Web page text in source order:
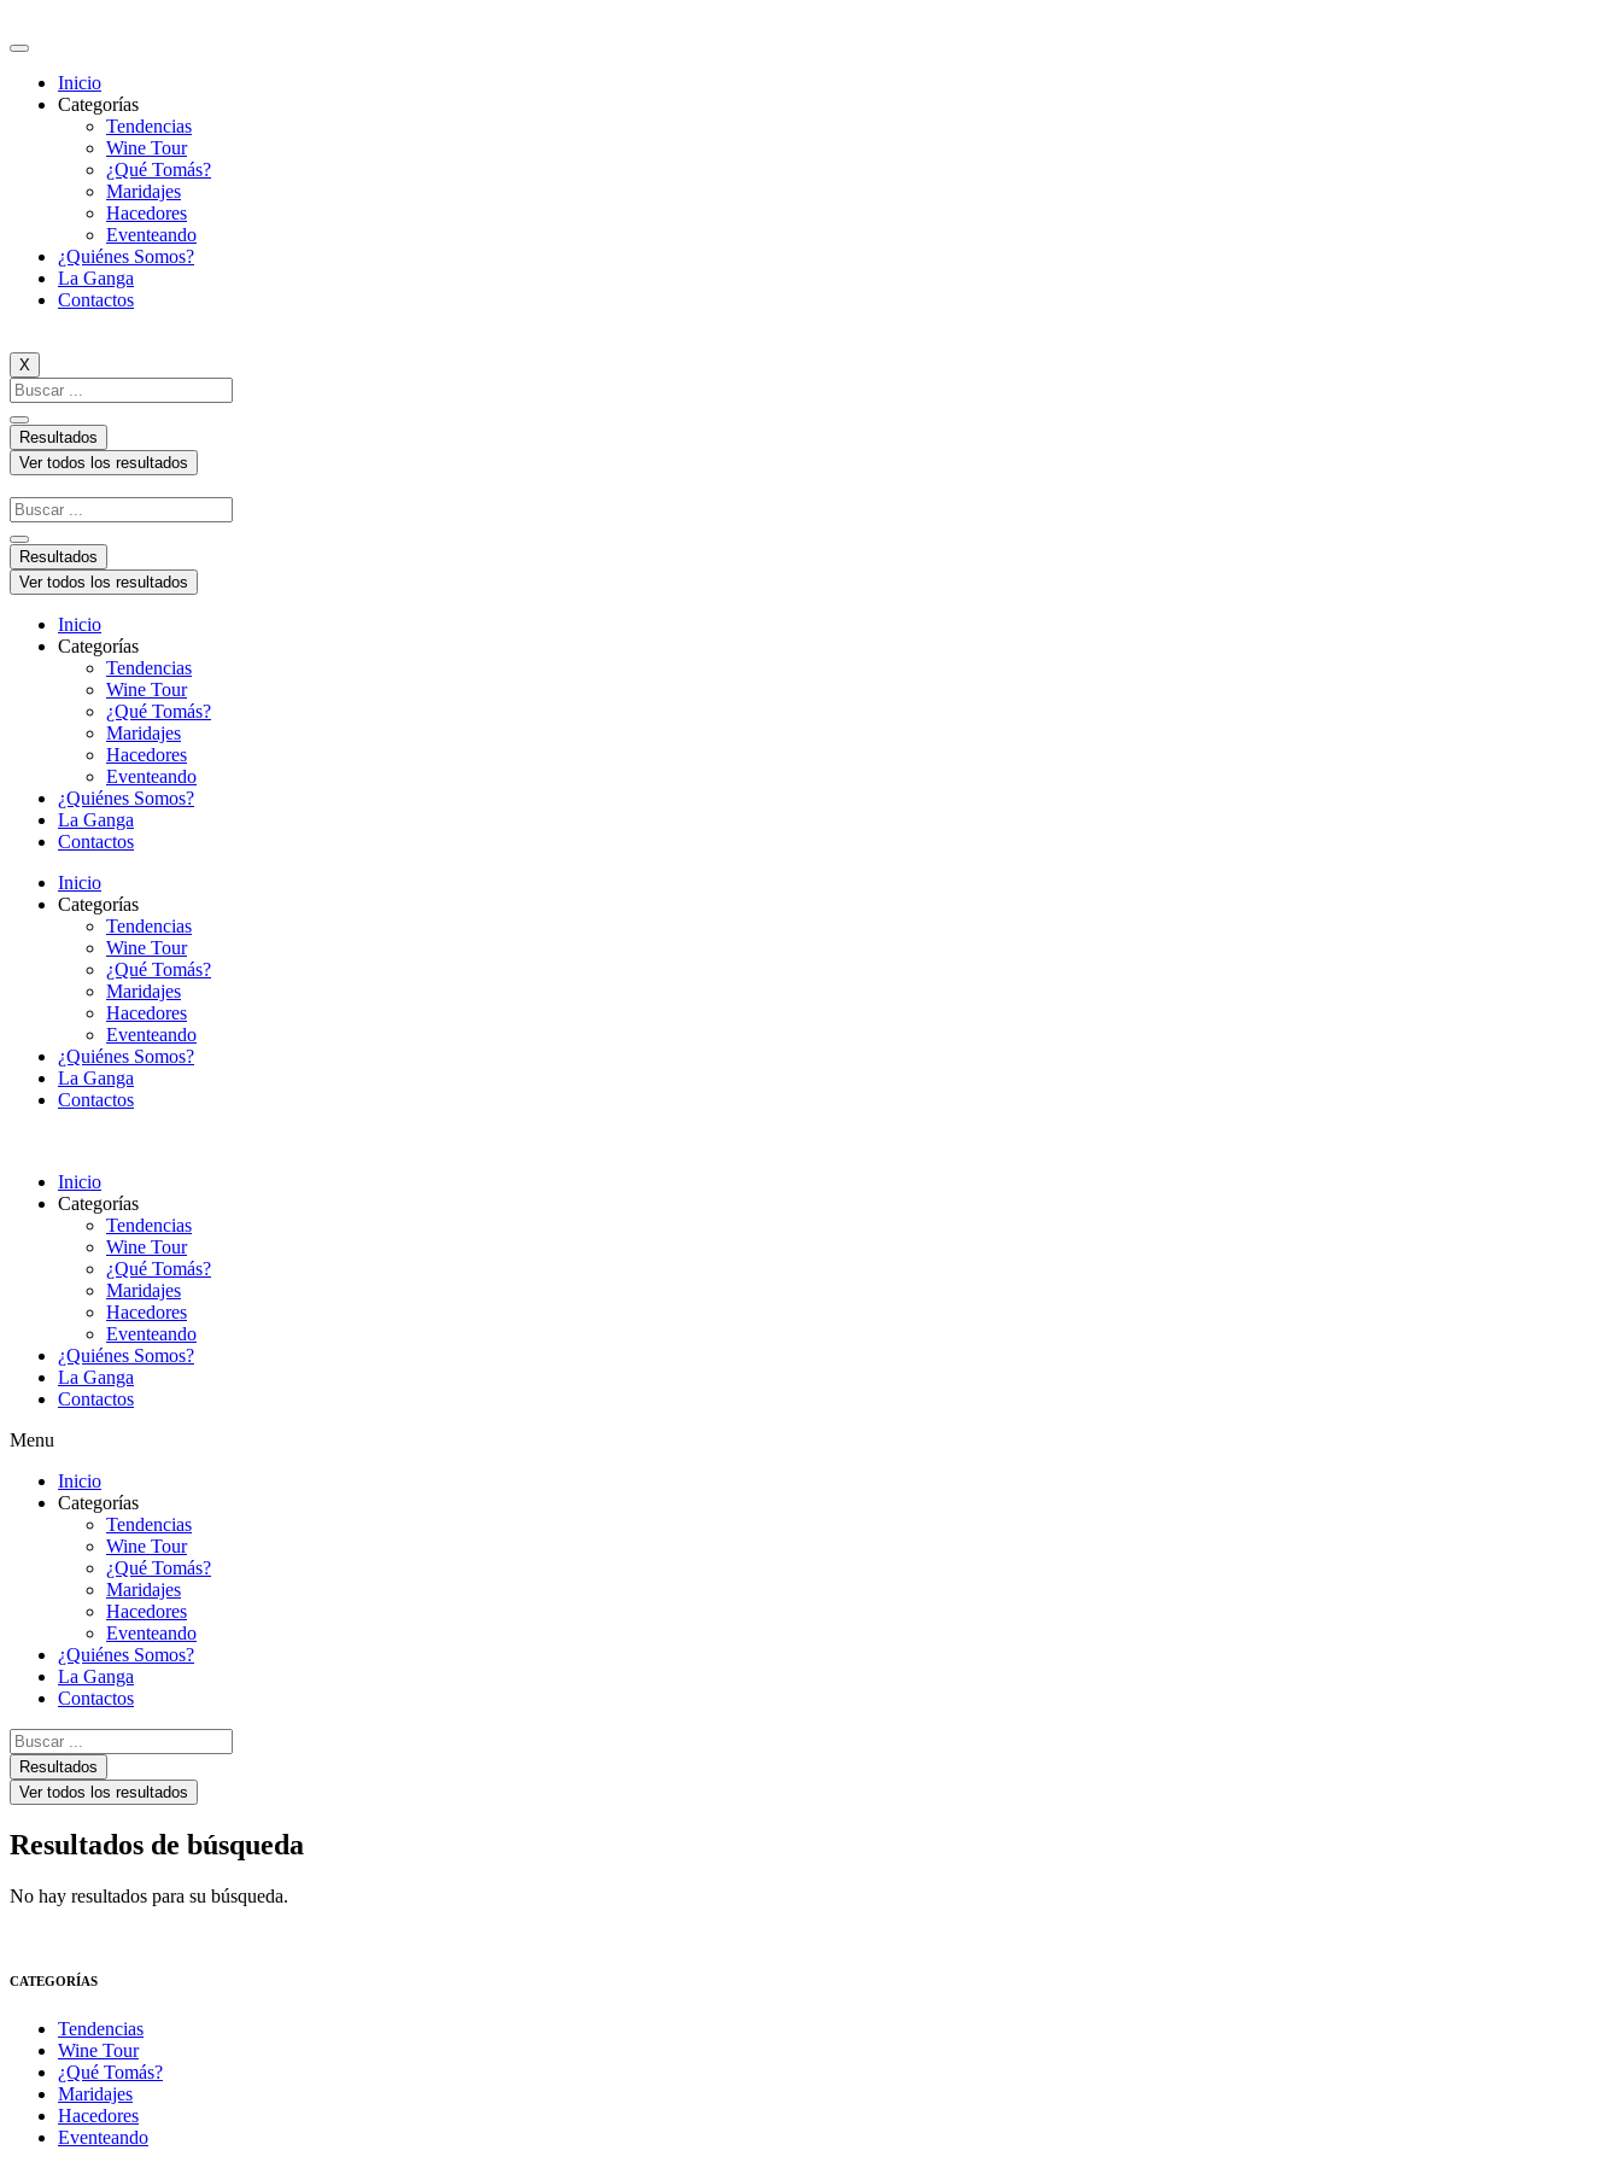
al
Inicio
Categorías
Tendencias
Wine Tour
¿Qué Tomás?
Maridajes
Hacedores
Eventeando
¿Quiénes Somos?
La Ganga
Contactos
X
Search
...
Resultados
Ver todos los resultados
Search
...
Resultados
Ver todos los resultados
Inicio
Categorías
Tendencias
Wine Tour
¿Qué Tomás?
Maridajes
Hacedores
Eventeando
¿Quiénes Somos?
La Ganga
Contactos
Inicio
Categorías
Tendencias
Wine Tour
¿Qué Tomás?
Maridajes
Hacedores
Eventeando
¿Quiénes Somos?
La Ganga
Contactos
Inicio
Categorías
Tendencias
Wine Tour
¿Qué Tomás?
Maridajes
Hacedores
Eventeando
¿Quiénes Somos?
La Ganga
Contactos
Menu
Inicio
Categorías
Tendencias
Wine Tour
¿Qué Tomás?
Maridajes
Hacedores
Eventeando
¿Quiénes Somos?
La Ganga
Contactos
Search
...Resultados
Ver todos los resultados
Resultados de búsqueda
No hay resultados para su búsqueda.
CATEGORÍAS
Tendencias
Wine Tour
¿Qué Tomás?
Maridajes
Hacedores
Eventeando